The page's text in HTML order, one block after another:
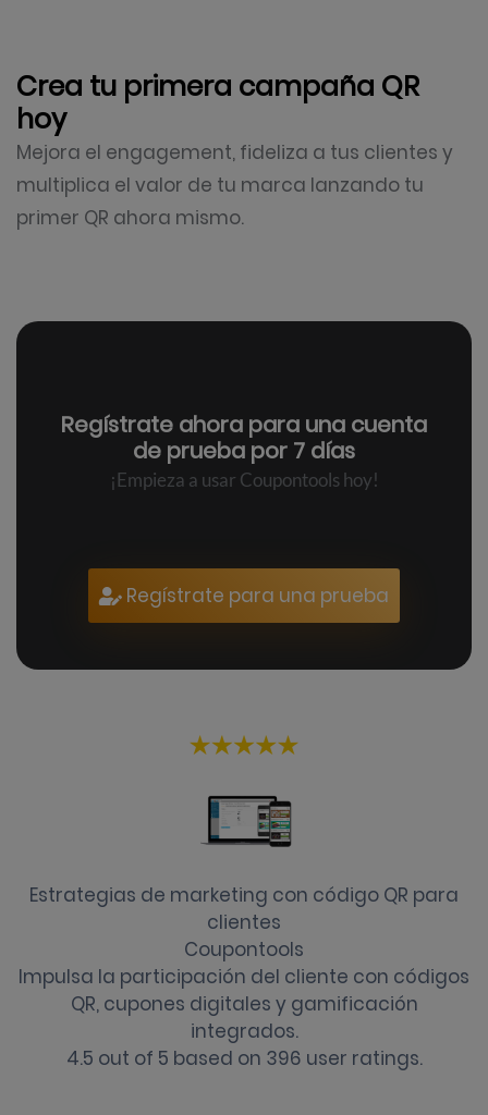
Crea tu primera campaña QR
hoy
Mejora el engagement, fideliza a tus clientes y
multiplica el valor de tu marca lanzando tu
primer QR ahora mismo.
Regístrate ahora para una cuenta
de prueba por 7 días
¡Empieza a usar Coupontools hoy!
Regístrate para una prueba
Estrategias de marketing con código QR para
clientes
Coupontools
Impulsa la participación del cliente con códigos
QR, cupones digitales y gamificación
integrados.
4.5 out of 5 based on 396 user ratings.